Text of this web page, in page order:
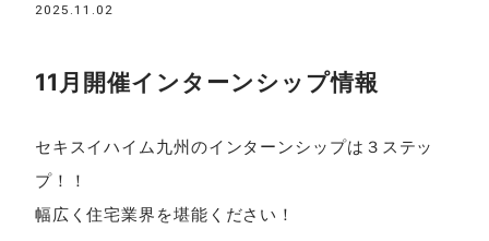
2025.11.02
11月開催インターンシップ情報
セキスイハイム九州のインターンシップは３ステッ
プ！！
幅広く住宅業界を堪能ください！